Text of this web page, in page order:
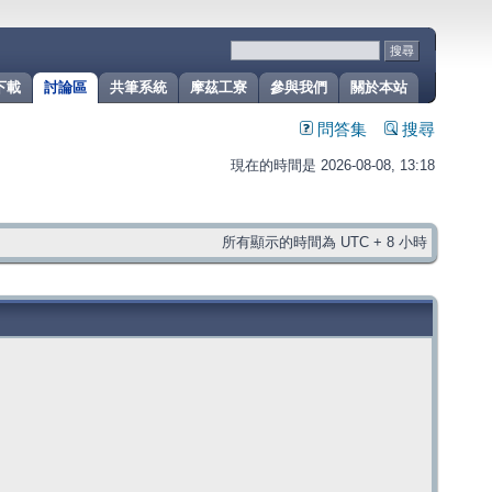
關於本站
參與我們
摩茲工寮
共筆系統
討論區
載
問答集 搜尋
現在的時間是 2026-08-08, 13:18
所有顯示的時間為 UTC + 8 小時